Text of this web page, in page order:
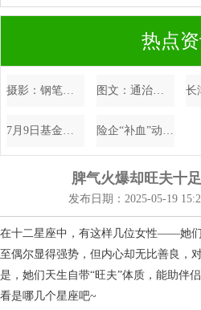
热点
摄影：钢笔行书妙贴-9（一页32字） 图文：通治腰腿痛颈椎病等风湿骨病神方
7月9日基金净值：长城产业趋势混合A最新净值0.6989 险企“补血”动作频频 年内发债规模超450亿元
脾气火爆却旺夫十
发布日期：2025-05-19
在十二星座中，有这样几位女性——她
至偶尔显得强势，但内心却无比善良，
是，她们天生自带“旺夫”体质，能助伴
看是哪几个星座吧~